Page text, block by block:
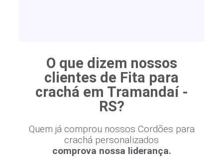
O que dizem nossos
clientes de Fita para
crachá em Tramandaí -
RS?
Quem já comprou nossos Cordões para
crachá personalizados
comprova nossa liderança.